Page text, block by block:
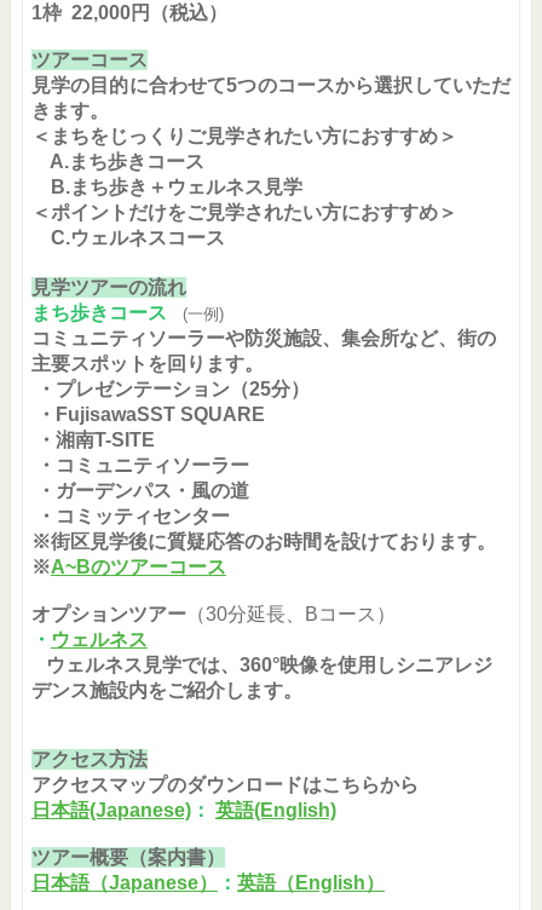
1枠 22,000円（税込）
ツアーコース
見学の目的に合わせて5つのコースから選択していただ
きます。
＜まちをじっくりご見学されたい方におすすめ＞
A.まち歩きコース
B.まち歩き＋ウェルネス見学
＜ポイントだけをご見学されたい方におすすめ＞
C.ウェルネスコース
見学ツアーの流れ
まち歩きコース (一例)
コミュニティソーラーや防災施設、集会所など、街の
主要スポットを回ります。
・プレゼンテーション（25分）
・FujisawaSST SQUARE
・湘南T-SITE
・コミュニティソーラー
・ガーデンパス・風の道
・コミッティセンター
※街区見学後に質疑応答のお時間を設けております。
※A~Bのツアーコース
オプションツアー（30分延長、Bコース）
・ ウェルネス
ウェルネス見学では、360°映像を使用しシニアレジ
デンス施設内をご紹介します。
アクセス方法
アクセスマップのダウンロードはこちらから
日本語(Japanese)： 英語(English)
ツアー概要（案内書）
日本語（Japanese）
： 英語（English）